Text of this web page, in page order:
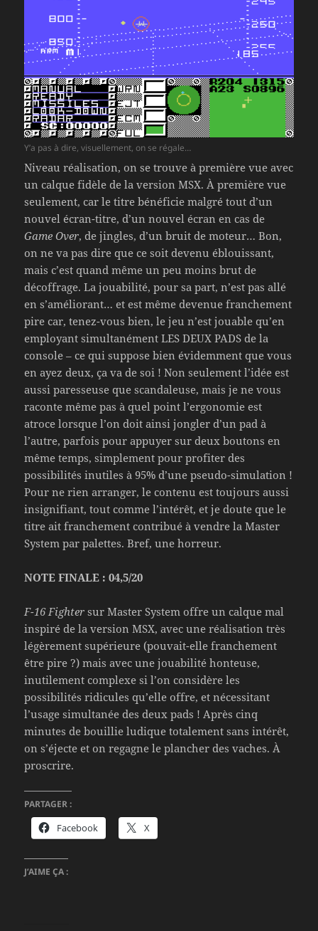
Y’a pas à dire, visuellement, on se régale…
Niveau réalisation, on se trouve à première vue avec
un calque fidèle de la version MSX. À première vue
seulement, car le titre bénéficie malgré tout d’un
nouvel écran-titre, d’un nouvel écran en cas de
Game Over, de jingles, d’un bruit de moteur… Bon,
on ne va pas dire que ce soit devenu éblouissant,
mais c’est quand même un peu moins brut de
décoffrage. La jouabilité, pour sa part, n’est pas allé
en s’améliorant… et est même devenue franchement
pire car, tenez-vous bien, le jeu n’est jouable qu’en
employant simultanément LES DEUX PADS de la
console – ce qui suppose bien évidemment que vous
en ayez deux, ça va de soi ! Non seulement l’idée est
aussi paresseuse que scandaleuse, mais je ne vous
raconte même pas à quel point l’ergonomie est
atroce lorsque l’on doit ainsi jongler d’un pad à
l’autre, parfois pour appuyer sur deux boutons en
même temps, simplement pour profiter des
possibilités inutiles à 95% d’une pseudo-simulation !
Pour ne rien arranger, le contenu est toujours aussi
insignifiant, tout comme l’intérêt, et je doute que le
titre ait franchement contribué à vendre la Master
System par palettes. Bref, une horreur.
NOTE FINALE : 04,5/20
F-16 Fighter sur Master System offre un calque mal
inspiré de la version MSX, avec une réalisation très
légèrement supérieure (pouvait-elle franchement
être pire ?) mais avec une jouabilité honteuse,
inutilement complexe si l’on considère les
possibilités ridicules qu’elle offre, et nécessitant
l’usage simultanée des deux pads ! Après cinq
minutes de bouillie ludique totalement sans intérêt,
on s’éjecte et on regagne le plancher des vaches. À
proscrire.
PARTAGER :
Facebook X
J’AIME ÇA :